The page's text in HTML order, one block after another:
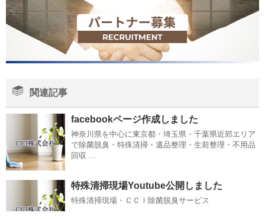
関連記事
facebookページ作成しました
神奈川県を中心に東京都・埼玉県・千葉県近郊エリア
で除菌脱臭・特殊清掃・遺品整理・生前整理・不用品
回収 …
特殊清掃現場Youtube公開しました
特殊清掃現場・ＣＣＩ除菌脱臭サービス